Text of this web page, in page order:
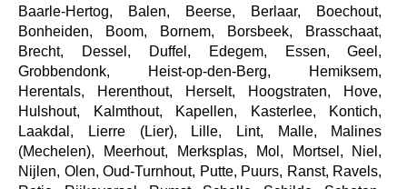
Baarle-Hertog, Balen, Beerse, Berlaar, Boechout,
Bonheiden, Boom, Bornem, Borsbeek, Brasschaat,
Brecht, Dessel, Duffel, Edegem, Essen, Geel,
Grobbendonk, Heist-op-den-Berg, Hemiksem,
Herentals, Herenthout, Herselt, Hoogstraten, Hove,
Hulshout, Kalmthout, Kapellen, Kasterlee, Kontich,
Laakdal, Lierre (Lier), Lille, Lint, Malle, Malines
(Mechelen), Meerhout, Merksplas, Mol, Mortsel, Niel,
Nijlen, Olen, Oud-Turnhout, Putte, Puurs, Ranst, Ravels,